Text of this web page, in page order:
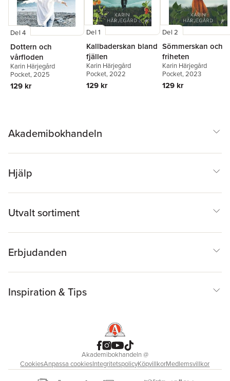
Del 4
Dottern och
vårfloden
Karin Härjegård
Pocket, 2025
129 kr
Del 1
Kallbaderskan bland
fjällen
Karin Härjegård
Pocket, 2022
129 kr
Del 2
Sömmerskan och
friheten
Karin Härjegård
Pocket, 2023
129 kr
Akademibokhandeln
Hjälp
Utvalt sortiment
Erbjudanden
Inspiration & Tips
Akademibokhandeln@
CookiesAnpassa cookiesIntegritetspolicyKöpvillkorMedlemsvillkor